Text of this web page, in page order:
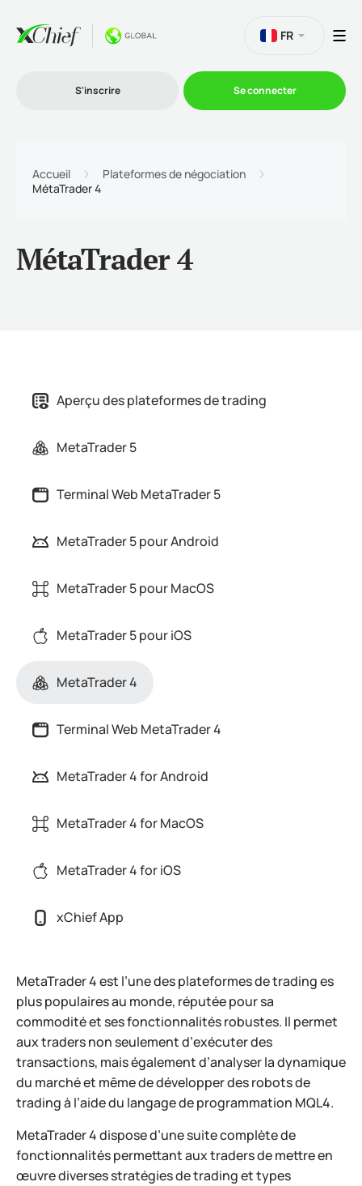
Promotions
FR
S'inscrire Se connecter
Accueil
Plateformes de négociation
MétaTrader 4
MétaTrader 4
Aperçu des plateformes de trading
MetaTrader 5
Terminal Web MetaTrader 5
MetaTrader 5 pour Android
MetaTrader 5 pour MacOS
MetaTrader 5 pour iOS
MetaTrader 4
Terminal Web MetaTrader 4
MetaTrader 4 for Android
MetaTrader 4 for MacOS
MetaTrader 4 for iOS
xChief App
MetaTrader 4 est l’une des plateformes de trading es
plus populaires au monde, réputée pour sa
commodité et ses fonctionnalités robustes. Il permet
aux traders non seulement d’exécuter des
transactions, mais également d’analyser la dynamique
du marché et même de développer des robots de
trading à l’aide du langage de programmation MQL4.
MetaTrader 4 dispose d’une suite complète de
fonctionnalités permettant aux traders de mettre en
œuvre diverses stratégies de trading et types